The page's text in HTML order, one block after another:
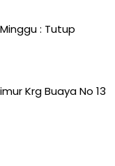
: Tutup
Krg Buaya No 13